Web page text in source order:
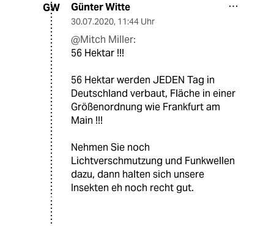
GW Günter Witte
30.07.2020, 11:44 Uhr
@Mitch Miller:
56 Hektar !!!
56 Hektar werden JEDEN Tag in
Deutschland verbaut, Fläche in einer
Größenordnung wie Frankfurt am
Main !!!
Nehmen Sie noch
Lichtverschmutzung und Funkwellen
dazu, dann halten sich unsere
Insekten eh noch recht gut.